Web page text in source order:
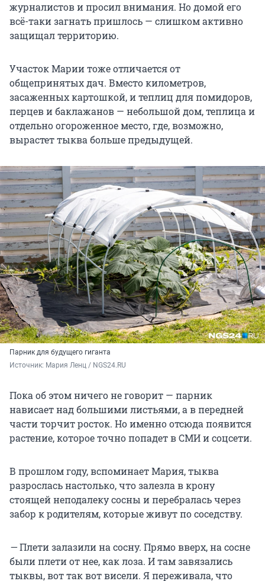
журналистов и просил внимания. Но домой его
всё-таки загнать пришлось — слишком активно
защищал территорию.
Участок Марии тоже отличается от
общепринятых дач. Вместо километров,
засаженных картошкой, и теплиц для помидоров,
перцев и баклажанов — небольшой дом, теплица и
отдельно огороженное место, где, возможно,
вырастет тыква больше предыдущей.
Парник для будущего гиганта
Источник: Мария Ленц / NGS24.RU
Пока об этом ничего не говорит — парник
нависает над большими листьями, а в передней
части торчит росток. Но именно отсюда появится
растение, которое точно попадет в СМИ и соцсети.
В прошлом году, вспоминает Мария, тыква
разрослась настолько, что залезла в крону
стоящей неподалеку сосны и перебралась через
забор к родителям, которые живут по соседству.
—Плети залазили на сосну. Прямо вверх, на сосне
были плети от нее, как лоза. И там завязались
тыквы, вот так вот висели. Я переживала, что